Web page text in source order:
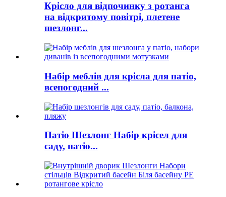
Крісло для відпочинку з ротанга
на відкритому повітрі, плетене
шезлонг...
Набір меблів для крісла для патіо,
всепогодний ...
Патіо Шезлонг Набір крісел для
саду, патіо...